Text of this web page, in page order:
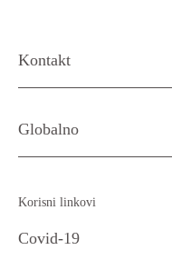
Kontakt
Globalno
Korisni linkovi
Covid-19